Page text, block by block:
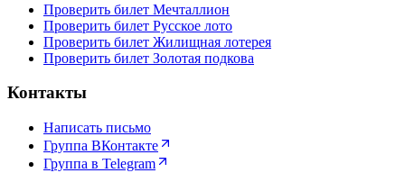
Проверить билет Мечталлион
Проверить билет Русское лото
Проверить билет Жилищная лотерея
Проверить билет Золотая подкова
Контакты
Написать письмо
Группа ВКонтакте
Группа в Telegram